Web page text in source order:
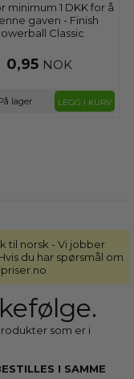
minimum 1 DKK for å
gaven - Finish
Classic
0,95 NOK
lager LEGG I KURV
til norsk - Vi jobber
du har spørsmål om
som er i
I SAMME